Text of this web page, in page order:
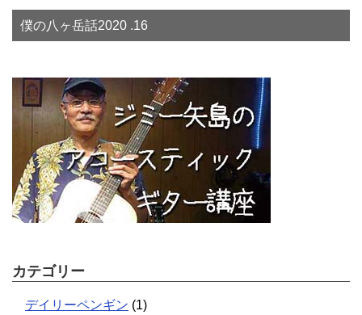
僕の八ヶ岳話2020 .16
カテゴリー
デイリーペンギン (1)